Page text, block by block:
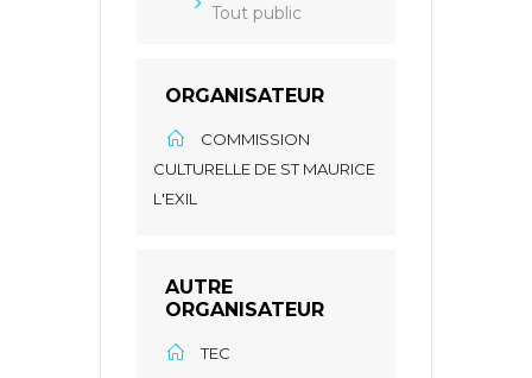
Tout public
ORGANISATEUR
COMMISSION
CULTURELLE DE ST MAURICE
L'EXIL
AUTRE
ORGANISATEUR
TEC